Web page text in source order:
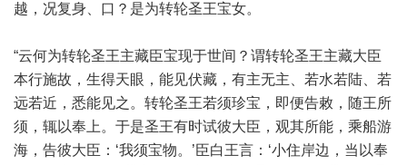
越，况复身、口？是为转轮圣王宝女。
“云何为转轮圣王主藏臣宝现于世间？谓转轮圣王主藏大臣
本行施故，生得天眼，能见伏藏，有主无主、若水若陆、若
远若近，悉能见之。转轮圣王若须珍宝，即便告敕，随王所
须，辄以奉上。于是圣王有时试彼大臣，观其所能，乘船游
海，告彼大臣：‘我须宝物。’臣白王言：‘小住岸边，当以奉